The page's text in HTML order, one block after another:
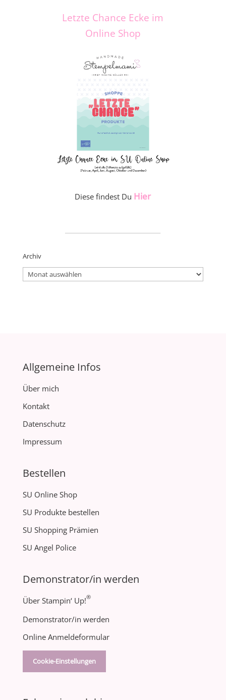
Letzte Chance Ecke im
Online Shop
Diese findest Du Hier
Archiv
Archiv
Allgemeine Infos
Über mich
Kontakt
Datenschutz
Impressum
Bestellen
SU Online Shop
SU Produkte bestellen
SU Shopping Prämien
SU Angel Police
Demonstrator/in werden
Über Stampin‘ Up!®
Demonstrator/in werden
Online Anmeldeformular
Cookie-Einstellungen